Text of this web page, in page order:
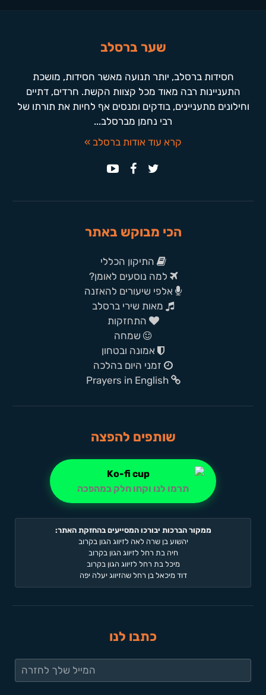
שער ברסלב
חסידות ברסלב, יותר תנועה מאשר חסידות, מושכת
התעניינות רבה מאוד מכל קצוות הקשת. חרדים, דתיים
וחילונים מתעניינים, בודקים ומנסים אף לחיות את תורתו של
רבי נחמן מברסלב...
קרא עוד אודות ברסלב »
הכי מבוקש באתר
התיקון הכללי
למה נוסעים לאומן?
אלפי שיעורים להאזנה
מאות שירי ברסלב
התחזקות
שמחה
אמונה ובטחון
זמני היום בהלכה
Prayers in English
שותפים להפצה
תרמו לנו וקחו חלק במהפכה
ממקור הברכות יבורכו המסייעים בהחזקת האתר:
יהשוע בן שרה לאה לזיווג הגון בקרוב
חיה בת רחל לזיווג הגון בקרוב
מיכל בת רחל לזיווג הגון בקרוב
דוד מיכאל בן רחל שהזיווג יעלה יפה
כתבו לנו